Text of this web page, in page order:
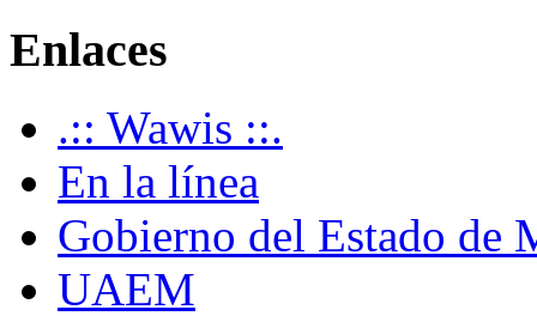
Enlaces
.:: Wawis ::.
En la línea
Gobierno del Estado de
UAEM